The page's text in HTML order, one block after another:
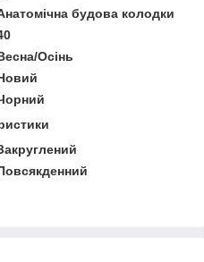
будова колодки
Осінь